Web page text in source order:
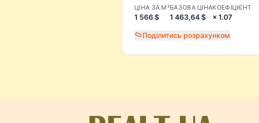
ЦІНА ЗА М²
1 566 $
БАЗОВА ЦІНА
1 463,64 $
КОЕФІЦІЄНТ
× 1.07
Поділитись розрахунком